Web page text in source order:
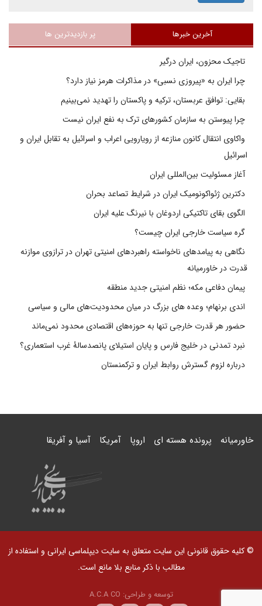
آخرین خبرها پر بازدیدترین ها
تاجیک محزون، ایران درگیر
چرا ایران به «پیروزی نسبی» در مذاکرات هرمز نیاز دارد؟
بقایی: توافق عربستان، ترکیه و پاکستان را تهدید نمی‌بینیم
چرا پیوستن به سازمان کشورهای ترک به نفع ایران نیست
واکاوی انتقال کانون منازعه از رویارویی اعراب و اسرائیل به تقابل ایران و
اسرائیل
آغاز مسئولیت بین‌المللی ایران
دکترین ژئواکونومیک ایران در شرایط تصاعد بحران
الگوی بقای تاکتیکی اردوغان با نیرنگ علیه ایران
گره سیاست خارجی ایران چیست؟
نگاهی به پیامدهای ناخواسته راهبردهای امنیتی تهران در ترازوی موازنه
قدرت در خاورمیانه
پیمان دفاعی مکه؛ نظم امنیتی جدید منطقه
اندی برنهام؛ وعده های بزرگ در میان محدودیت‌های مالی و سیاسی
حضور هر قدرت خارجی تنها به حوزه‌های اقتصادی محدود نمی‌ماند
نبرد تمدنی در خلیج فارس و پایان استیلای پانصدسالۀ غرب استعماری؟
درباره لزوم گسترش روابط ایران و ترکمنستان
خاورمیانه پرونده هسته ای اروپا آمریکا آسیا و آفریقا
© کلیه حقوق قانونی این سایت متعلق به سایت دیپلماسی ایرانی و استفاده از
مطالب با ذکر منابع بلا مانع است.
توسعه و طراحی: A.C.A CO